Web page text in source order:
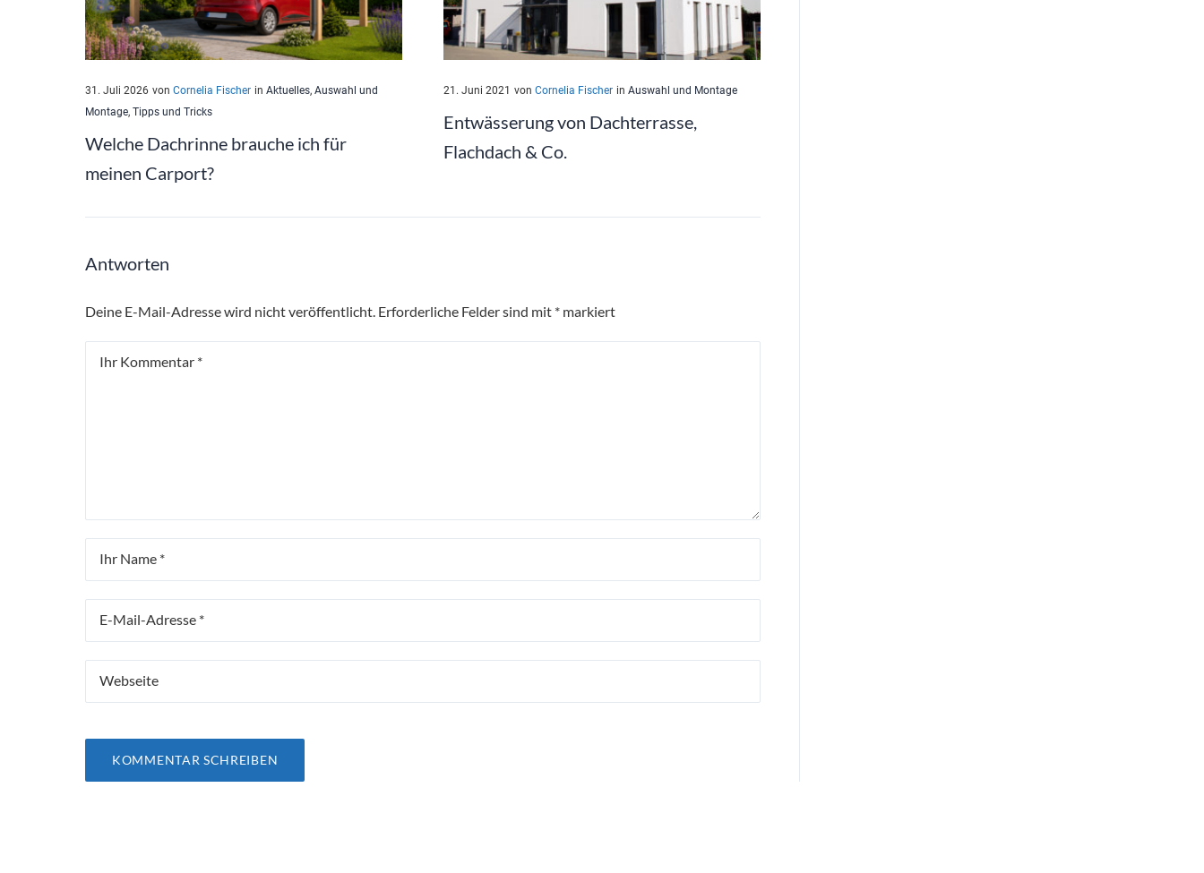
31. Juli 2026 von Cornelia Fischer in Aktuelles, Auswahl und
Montage, Tipps und Tricks
Welche Dachrinne brauche ich für
meinen Carport?
21. Juni 2021 von Cornelia Fischer in Auswahl und Montage
Entwässerung von Dachterrasse,
Flachdach & Co.
Antworten
Deine E-Mail-Adresse wird nicht veröffentlicht. Erforderliche Felder sind mit * markiert